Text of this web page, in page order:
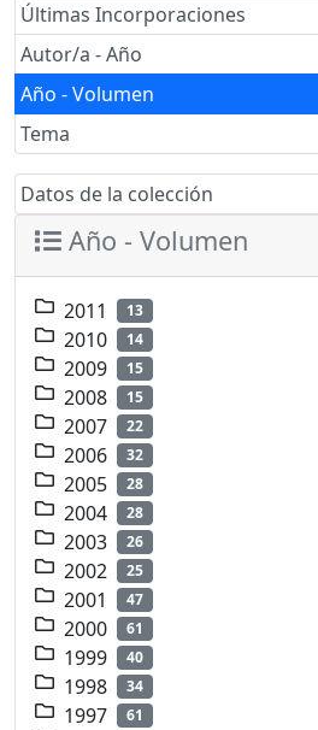
Últimas Incorporaciones
Autor/a - Año
Año - Volumen
Tema
Datos de la colección
Año - Volumen
2011 13
2010 14
2009 15
2008 15
2007 22
2006 32
2005 28
2004 28
2003 26
2002 25
2001 47
2000 61
1999 40
1998 34
1997 61